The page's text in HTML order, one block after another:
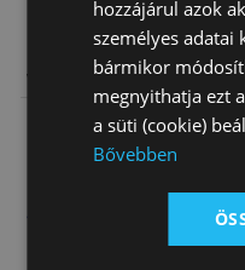
Lótakaró
Vízlepergető
24 590 Ft
…
26
hozzájárul azok
személyes adatai
bármikor
megnyithatja ezt
a süti (cookie)
Bővebben